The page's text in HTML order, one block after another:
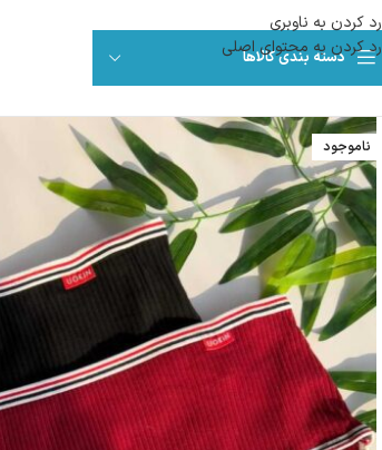
رد کردن به ناوبری
رد کردن به محتوای اصلی
دسته بندی کالاها
ناموجود